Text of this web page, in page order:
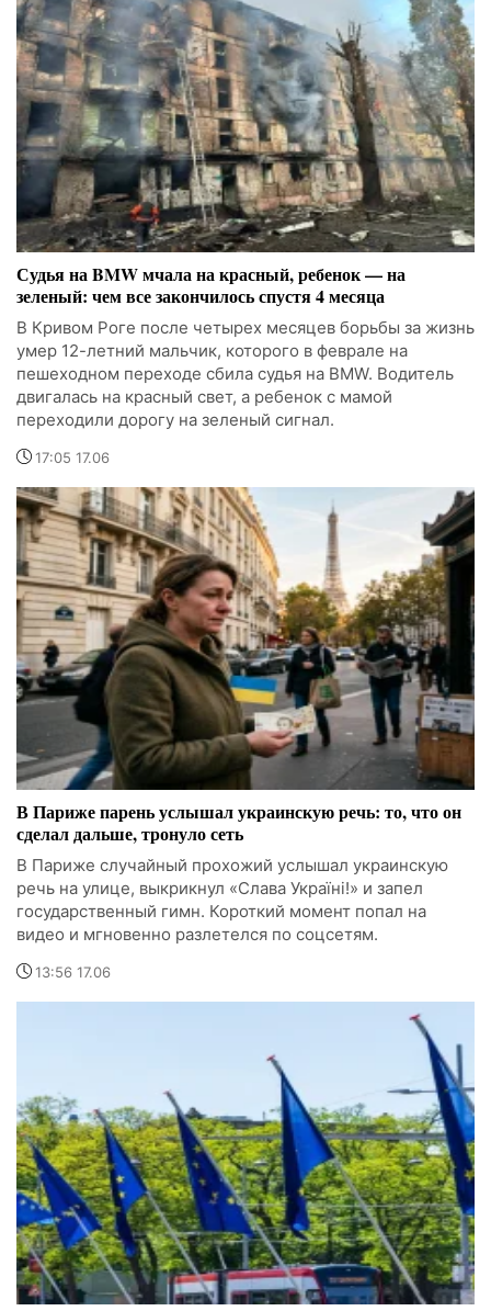
Судья на BMW мчала на красный, ребенок — на
зеленый: чем все закончилось спустя 4 месяца
В Кривом Роге после четырех месяцев борьбы за жизнь
умер 12-летний мальчик, которого в феврале на
пешеходном переходе сбила судья на BMW. Водитель
двигалась на красный свет, а ребенок с мамой
переходили дорогу на зеленый сигнал.
17:05 17.06
В Париже парень услышал украинскую речь: то, что он
сделал дальше, тронуло сеть
В Париже случайный прохожий услышал украинскую
речь на улице, выкрикнул «Слава Україні!» и запел
государственный гимн. Короткий момент попал на
видео и мгновенно разлетелся по соцсетям.
13:56 17.06